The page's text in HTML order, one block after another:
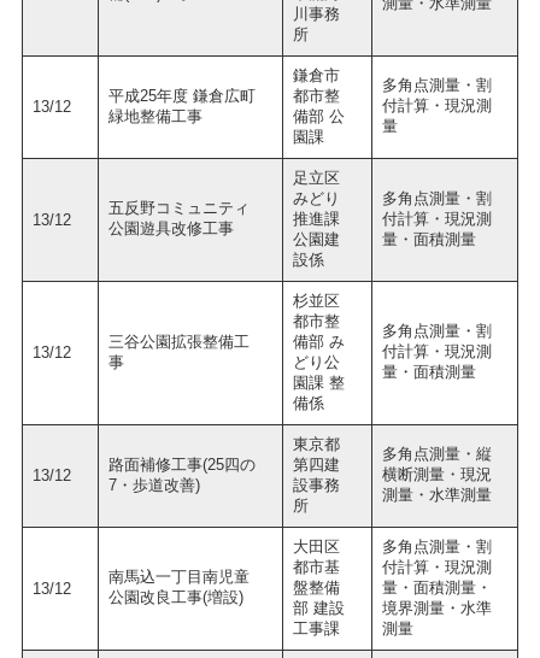
川事務
所
13/12
平成25年度 鎌倉広町
緑地整備工事
鎌倉市
都市整
備部 公
園課
多角点測量・割
付計算・現況測
量
13/12
五反野コミュニティ
公園遊具改修工事
足立区
みどり
推進課
公園建
設係
多角点測量・割
付計算・現況測
量・面積測量
13/12
三谷公園拡張整備工
事
杉並区
都市整
備部 み
どり公
園課 整
備係
多角点測量・割
付計算・現況測
量・面積測量
13/12
路面補修工事(25四の
7・歩道改善)
東京都
第四建
設事務
所
多角点測量・縦
横断測量・現況
測量・水準測量
13/12
南馬込一丁目南児童
公園改良工事(増設)
大田区
都市基
盤整備
部 建設
工事課
多角点測量・割
付計算・現況測
量・面積測量・
境界測量・水準
測量